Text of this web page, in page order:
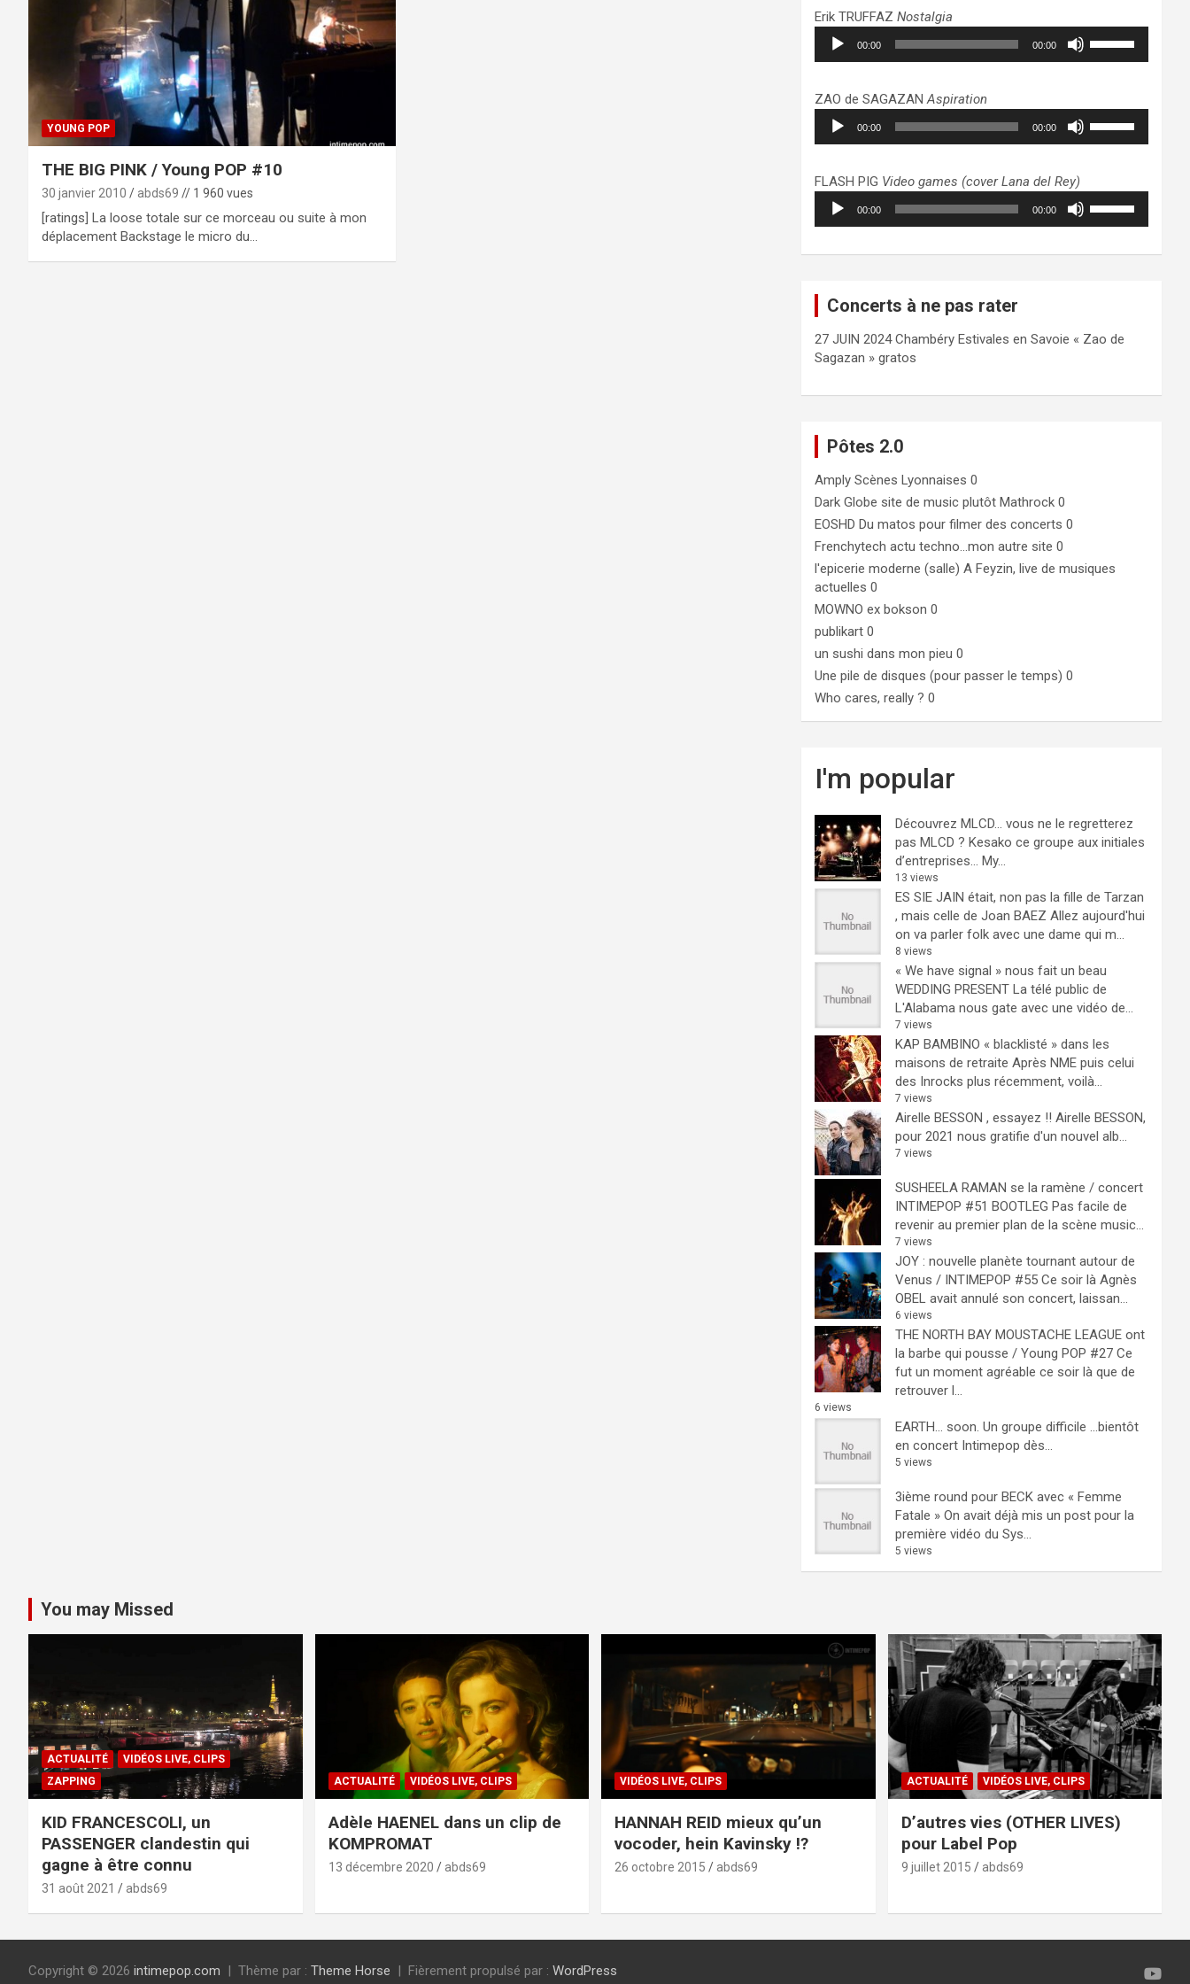
YOUNG POP
THE BIG PINK / Young POP #10
30 janvier 2010 abds69 // 1 960 vues
[ratings] La loose totale sur ce morceau ou suite à mon
déplacement Backstage le micro du…
pour
augmenter
ou
volume.
Erik TRUFFAZNostalgia
Lecteur
audio
00:00 00:00
pour
augmenter
ou
volume.
ZAO de SAGAZANAspiration
Lecteur
audio
00:00 00:00
pour
augmenter
ou
FLASH PIG Video games (cover Lana del Rey)
Lecteur
audio
00:00 00:00
haut/bas
le
Concerts à ne pas rater
27 JUIN 2024 Chambéry Estivales en Savoie « Zao de
Sagazan » gratos
Pôtes 2.0
Amply Scènes Lyonnaises 0
Dark Globe site de music plutôt Mathrock 0
EOSHD Du matos pour filmer des concerts 0
Frenchytech actu techno…mon autre site 0
l'epicerie moderne (salle) A Feyzin, live de musiques
actuelles 0
MOWNO ex bokson 0
publikart 0
un sushi dans mon pieu 0
Une pile de disques (pour passer le temps) 0
Who cares, really ? 0
I'm popular
Découvrez MLCD… vous ne le regretterez
pas MLCD ? Kesako ce groupe aux initiales
d’entreprises… My...
13 views
ES SIE JAIN était, non pas la fille de Tarzan
, mais celle de Joan BAEZ Allez aujourd'hui
on va parler folk avec une dame qui m...
8 views
« We have signal » nous fait un beau
WEDDING PRESENT La télé public de
L'Alabama nous gate avec une vidéo de...
7 views
KAP BAMBINO « blacklisté » dans les
maisons de retraite Après NME puis celui
des Inrocks plus récemment, voilà...
7 views
Airelle BESSON , essayez !! Airelle BESSON,
pour 2021 nous gratifie d'un nouvel alb...
7 views
SUSHEELA RAMAN se la ramène / concert
INTIMEPOP #51 BOOTLEG Pas facile de
revenir au premier plan de la scène music...
7 views
JOY : nouvelle planète tournant autour de
Venus / INTIMEPOP #55 Ce soir là Agnès
OBEL avait annulé son concert, laissan...
6 views
THE NORTH BAY MOUSTACHE LEAGUE ont
la barbe qui pousse / Young POP #27 Ce
fut un moment agréable ce soir là que de
retrouver l...
6 views
EARTH… soon. Un groupe difficile ...bientôt
en concert Intimepop dès...
5 views
3ième round pour BECK avec « Femme
Fatale » On avait déjà mis un post pour la
première vidéo du Sys...
5 views
You may Missed
ACTUALITÉ
VIDÉOS LIVE, CLIPS
ZAPPING
KID FRANCESCOLI, un
PASSENGER clandestin qui
gagne à être connu
31 août 2021 abds69
ACTUALITÉ VIDÉOS LIVE, CLIPS
Adèle HAENEL dans un clip de
KOMPROMAT
13 décembre 2020 abds69
VIDÉOS LIVE, CLIPS
HANNAH REID mieux qu’un
vocoder, hein Kavinsky !?
26 octobre 2015 abds69
ACTUALITÉ VIDÉOS LIVE, CLIPS
D’autres vies (OTHER LIVES)
pour Label Pop
9 juillet 2015 abds69
Copyright © 2026 intimepop.com Thème par : Theme Horse Fièrement propulsé par : WordPress